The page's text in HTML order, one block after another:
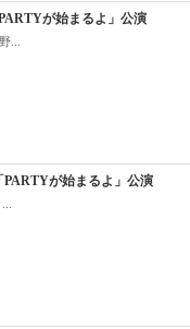
が始まるよ」公演
...
PARTYが始まるよ」公演